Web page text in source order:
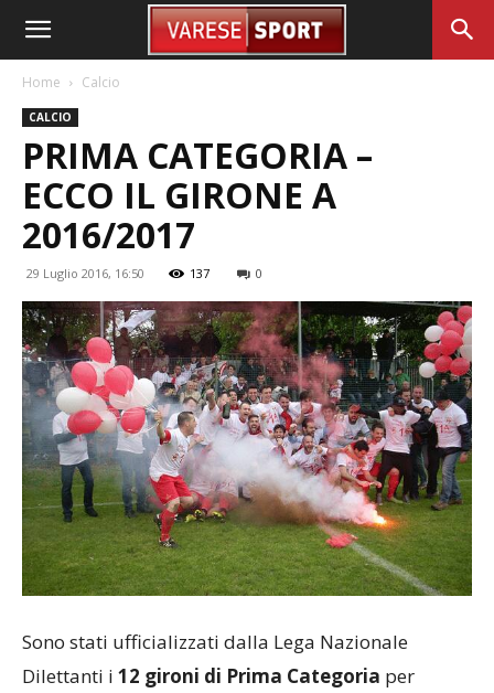
Home Calcio
CALCIO
PRIMA CATEGORIA –
ECCO IL GIRONE A
2016/2017
29 Luglio 2016, 16:50 137 0
Sono stati ufficializzati dalla Lega Nazionale
Dilettanti i 12 gironi di Prima Categoria per